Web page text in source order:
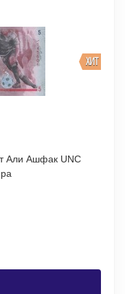
ХИТ
Али Ашфак UNC